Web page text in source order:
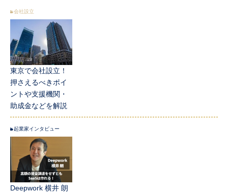
会社設立
東京で会社設立！
押さえるべきポイ
ントや支援機関・
助成金などを解説
起業家インタビュー
Deepwork 横井 朗